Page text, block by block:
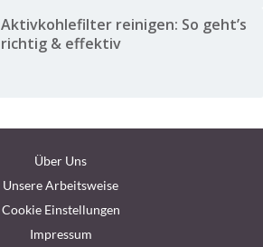
Aktivkohlefilter reinigen: So geht’s
richtig & effektiv
Über Uns
Unsere Arbeitsweise
Cookie Einstellungen
Impressum